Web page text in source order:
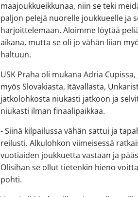
maajoukkueikkunaa, niin se teki
paljon pelejä nuorelle joukkueelle ja
harjoittelemaan. Aloimme löytää
aikana, mutta se oli jo vähän liian
haltuun.
USK Praha oli mukana Adria
myös Slovakiasta, Itävallasta,
jatkolohkosta niukasti jatkoon ja
niukasti ilman finaalipaikkaa.
- Siinä kilpailussa vähän sattui ja
reilusti. Alkulohkon viimeisessä
vuotiaiden joukkuetta vastaan ja
Olisihan se ollut tietenkin hieno
pohti.